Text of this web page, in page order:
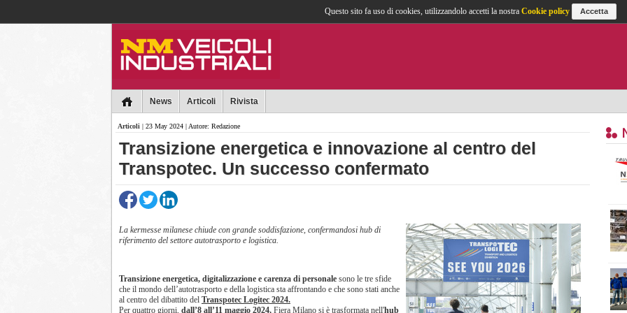
News Articoli Rivista
Articoli | 23 May 2024 | Autore: Redazione
Transizione energetica e innovazione al centro del
Transpotec. Un successo confermato
La kermesse milanese chiude con grande soddisfazione, confermandosi hub di
riferimento del settore autotrasporto e logistica.
Transizione energetica, digitalizzazione e carenza di personale sono le tre sfide
che il mondo dell’autotrasporto e della logistica sta affrontando e che sono stati anche
al centro del dibattito del Transpotec Logitec 2024.
Per quattro giorni, dall’8 all’11 maggio 2024, Fiera Milano si è trasformata nell'hub
Questo sito fa uso di cookies, utilizzandolo accetti la nostra Cookie policy Accetta